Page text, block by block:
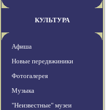
КУЛЬТУРА
Афиша
Новые передвжиники
Фотогалерея
Музыка
"Неизвестные" музеи